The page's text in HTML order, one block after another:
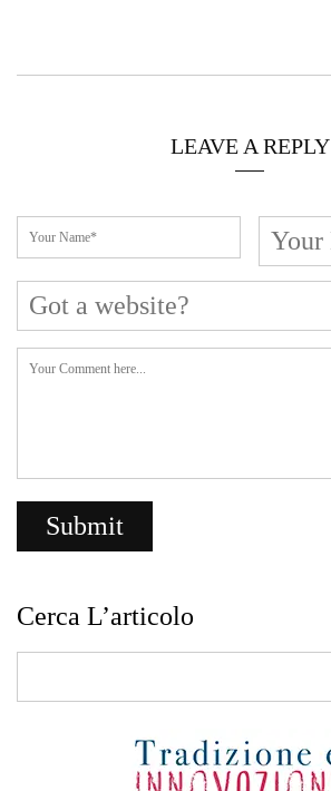
LEAVE A REPLY
Cerca L’articolo